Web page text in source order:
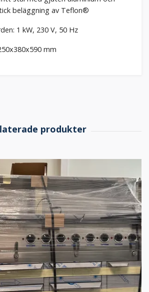
beläggning av Teflon®
1 kW, 230 V, 50 Hz
mm